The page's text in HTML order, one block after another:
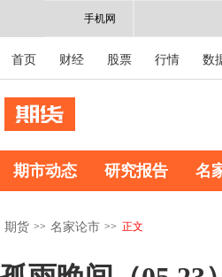
手机网
首页 财经 股票 行情 数
期市动态 研究报告 名
期货 >> 名家论市 >> 正文